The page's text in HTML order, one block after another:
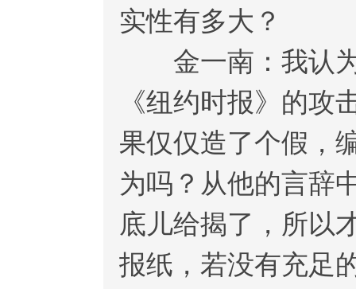
实性有多大？
金一南：我认为
《纽约时报》的
果仅仅造了个假，
为吗？从他的言辞
底儿给揭了，所以
报纸，若没有充足